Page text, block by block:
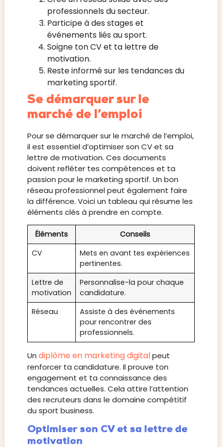
professionnels du secteur.
Participe à des stages et
événements liés au sport.
Soigne ton CV et ta lettre de
motivation.
Reste informé sur les tendances du
marketing sportif.
Se démarquer sur le
marché de l’emploi
Pour se démarquer sur le marché de l’emploi,
il est essentiel d’optimiser son CV et sa
lettre de motivation. Ces documents
doivent refléter tes compétences et ta
passion pour le marketing sportif. Un bon
réseau professionnel peut également faire
la différence. Voici un tableau qui résume les
éléments clés à prendre en compte.
Éléments
Conseils
CV
Mets en avant tes expériences
pertinentes.
Lettre de
motivation
Personnalise-la pour chaque
candidature.
Réseau
Assiste à des événements
pour rencontrer des
professionnels.
Un diplôme en marketing digitalpeut
renforcer ta candidature. Il prouve ton
engagement et ta connaissance des
tendances actuelles. Cela attire l’attention
des recruteurs dans le domaine compétitif
du sport business.
Optimiser son CV et sa lettre de
motivation